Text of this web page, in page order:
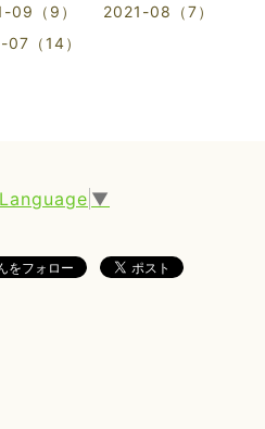
09（9）
2021-08（7）
07（14）
▼